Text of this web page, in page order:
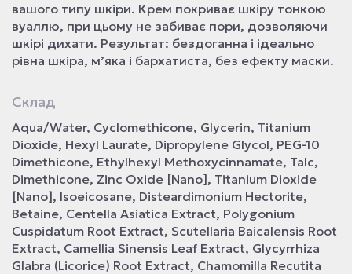
вашого типу шкіри. Крем покриває шкіру тонкою
вуаллю, при цьому не забиває пори, дозволяючи
шкірі дихати. Результат: бездоганна і ідеально
рівна шкіра, м’яка і бархатиста, без ефекту маски.
Склад
Aqua/Water, Cyclomethicone, Glycerin, Titanium
Dioxide, Hexyl Laurate, Dipropylene Glycol, PEG-10
Dimethicone, Ethylhexyl Methoxycinnamate, Talc,
Dimethicone, Zinc Oxide [Nano], Titanium Dioxide
[Nano], Isoeicosane, Disteardimonium Hectorite,
Betaine, Centella Asiatica Extract, Polygonium
Cuspidatum Root Extract, Scutellaria Baicalensis Root
Extract, Camellia Sinensis Leaf Extract, Glycyrrhiza
Glabra (Licorice) Root Extract, Chamomilla Recutita